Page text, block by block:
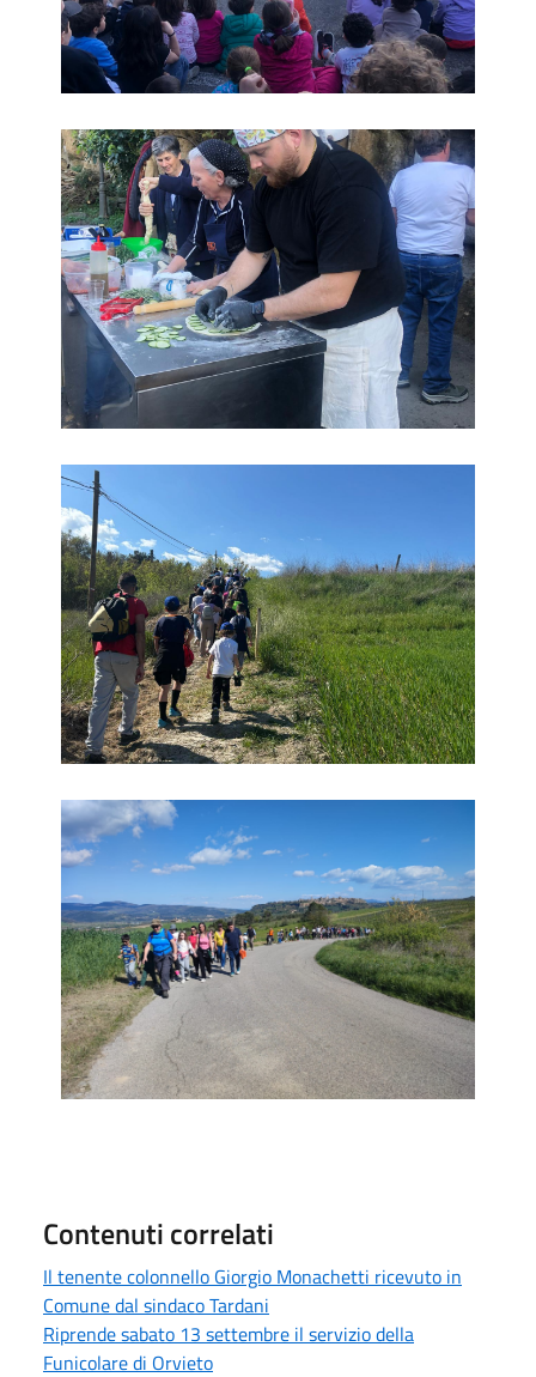
Educare alla bellezza
Educare alla bellezza
Educare alla bellezza
Contenuti correlati
Il tenente colonnello Giorgio Monachetti ricevuto in
Comune dal sindaco Tardani
Riprende sabato 13 settembre il servizio della
Funicolare di Orvieto